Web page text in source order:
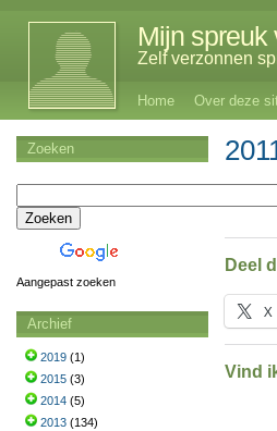
Mijn spreuk
Zelf verzonnen
Home Over deze
Deel
X
Vind
Zoeken
Aangepast zoeken
Archief
2019 (1)
2015 (3)
2014 (5)
2013 (134)